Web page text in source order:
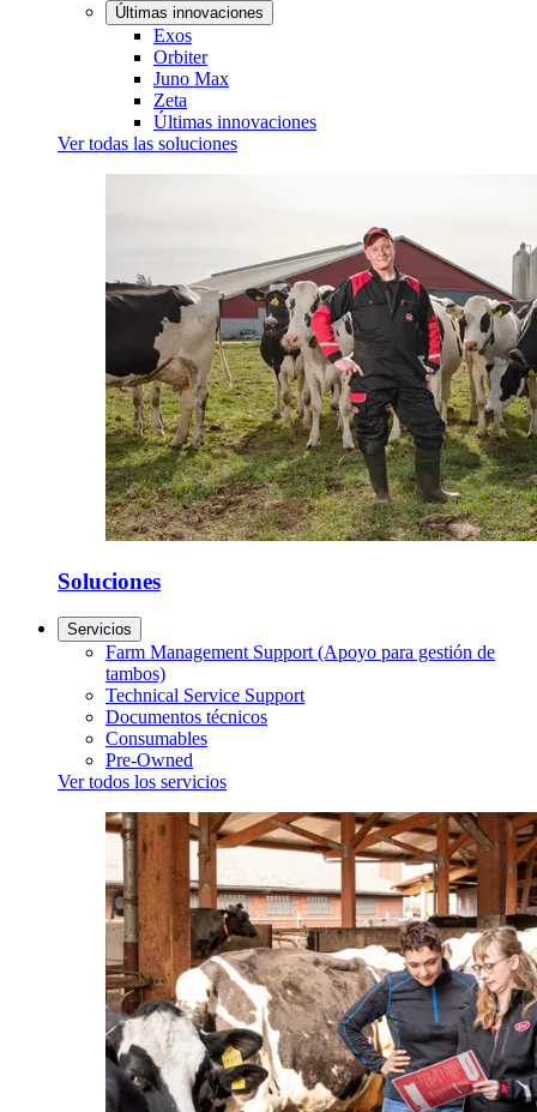
Últimas innovaciones
Exos
Orbiter
Juno Max
Zeta
Últimas innovaciones
Ver todas las soluciones
Soluciones
Servicios
Farm Management Support (Apoyo para gestión de
tambos)
Technical Service Support
Documentos técnicos
Consumables
Pre-Owned
Ver todos los servicios